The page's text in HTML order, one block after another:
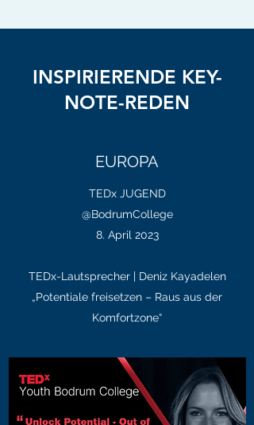
INSPIRIERENDE KEY-
NOTE-REDEN
EUROPA
TEDx JUGEND
@BodrumCollege
8. April 2023
TEDx-Lautsprecher | Deniz Kayadelen
„Potentiale freisetzen – Raus aus der
Komfortzone“